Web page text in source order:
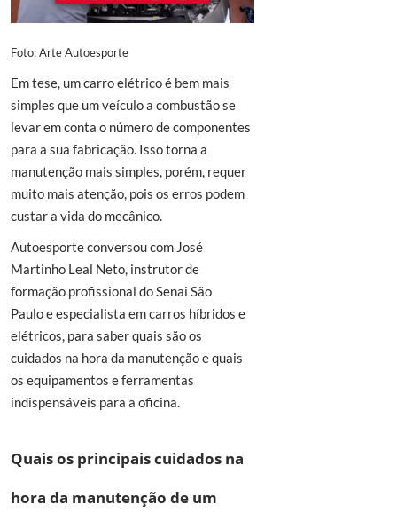
Foto: Arte Autoesporte
Em tese, um carro elétrico é bem mais
simples que um veículo a combustão se
levar em conta o número de componentes
para a sua fabricação. Isso torna a
manutenção mais simples, porém, requer
muito mais atenção, pois os erros podem
custar a vida do mecânico.
Autoesporte conversou com José
Martinho Leal Neto, instrutor de
formação profissional do Senai São
Paulo e especialista em carros híbridos e
elétricos, para saber quais são os
cuidados na hora da manutenção e quais
os equipamentos e ferramentas
indispensáveis para a oficina.
Quais os principais cuidados na
hora da manutenção de um